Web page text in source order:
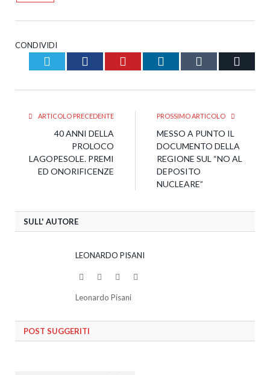
CONDIVIDI
Twitter Facebook Pinterest LinkedIn Tumblr
ARTICOLO PRECEDENTE
40 ANNI DELLA
PROLOCO
LAGOPESOLE. PREMI
ED ONORIFICENZE
PROSSIMO ARTICOLO
MESSO A PUNTO IL
DOCUMENTO DELLA
REGIONE SUL “NO AL
DEPOSITO
NUCLEARE”
SULL' AUTORE
LEONARDO PISANI
WebsiteFacebookTwitter
Leonardo Pisani
POST SUGGERITI